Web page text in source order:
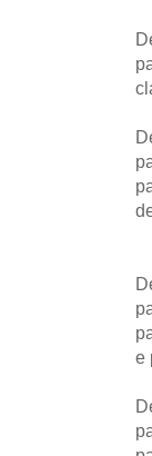
e